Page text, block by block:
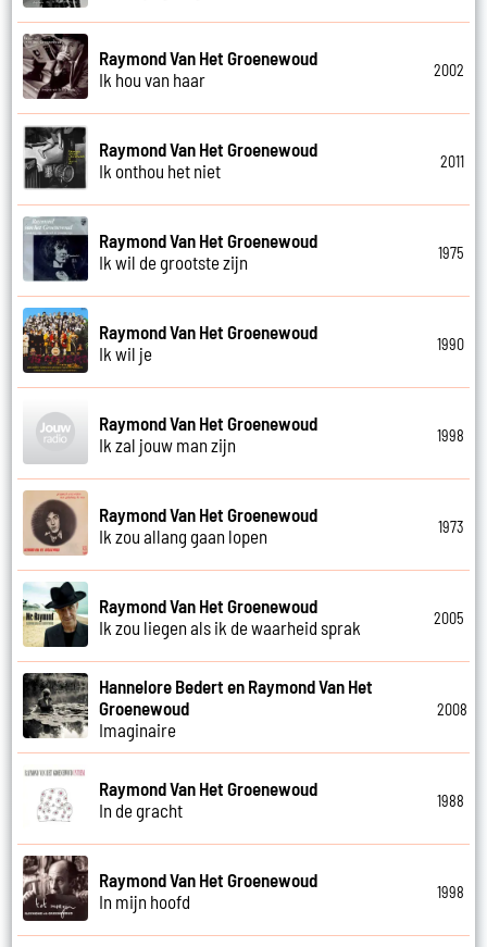
Raymond Van Het Groenewoud
Ik hou van haar
2002
Raymond Van Het Groenewoud
Ik onthou het niet
2011
Raymond Van Het Groenewoud
Ik wil de grootste zijn
1975
Raymond Van Het Groenewoud
Ik wil je
1990
Raymond Van Het Groenewoud
Ik zal jouw man zijn
1998
Raymond Van Het Groenewoud
Ik zou allang gaan lopen
1973
Raymond Van Het Groenewoud
Ik zou liegen als ik de waarheid sprak
2005
Hannelore Bedert en Raymond Van Het
Groenewoud
Imaginaire
2008
Raymond Van Het Groenewoud
In de gracht
1988
Raymond Van Het Groenewoud
In mijn hoofd
1998